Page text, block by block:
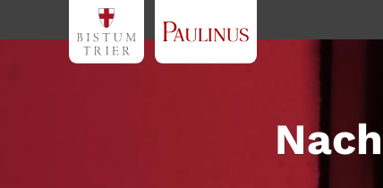
Zum Inhalt springen